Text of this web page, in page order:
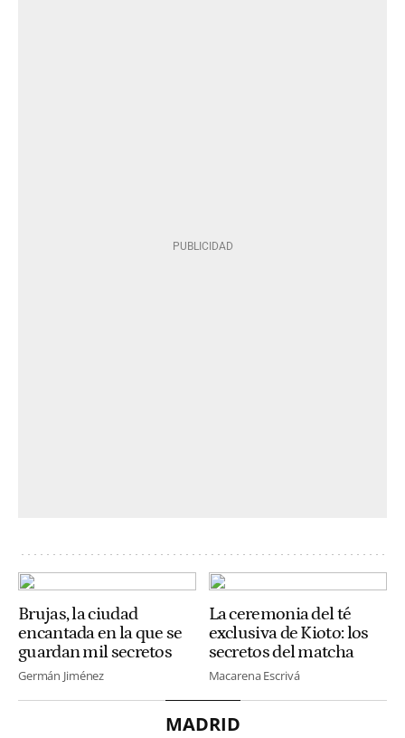
Brujas, la ciudad
encantada en la que se
guardan mil secretos
Germán Jiménez
La ceremonia del té
exclusiva de Kioto: los
secretos del matcha
Macarena Escrivá
MADRID